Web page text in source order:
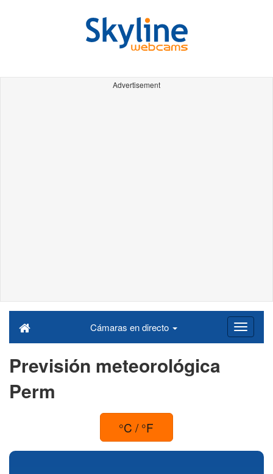
Advertisement
Cámaras en directo
Previsión meteorológica
Perm
°C / °F